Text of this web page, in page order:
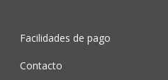
Facilidades de pago
Contacto